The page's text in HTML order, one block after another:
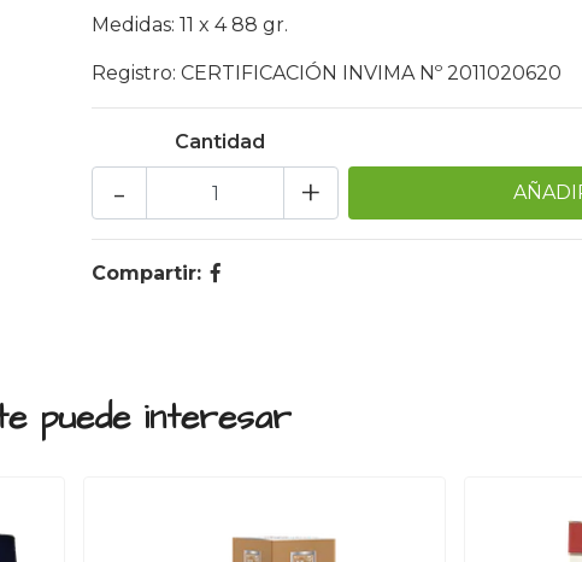
Medidas: 11 x 4 88 gr.
Registro: CERTIFICACIÓN INVIMA Nº 2011020620
Cantidad
+
-
Compartir:
puede interesar